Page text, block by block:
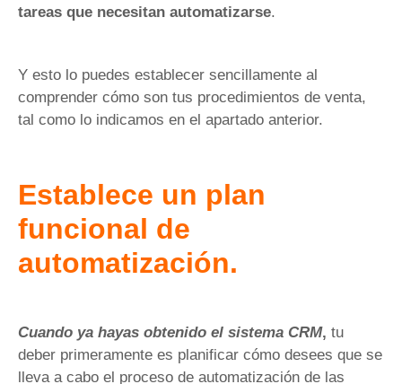
tareas que necesitan automatizarse.
Y esto lo puedes establecer sencillamente al
comprender cómo son tus procedimientos de venta,
tal como lo indicamos en el apartado anterior.
Establece un plan
funcional de
automatización.
Cuando ya hayas obtenido el sistema CRM, tu
deber primeramente es planificar cómo desees que se
lleva a cabo el proceso de automatización de las